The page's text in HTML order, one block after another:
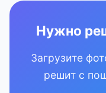
Нужно
Загрузите
решит с